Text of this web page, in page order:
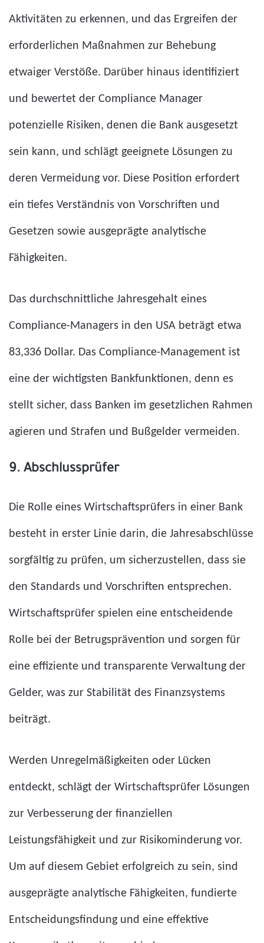
Aktivitäten zu erkennen, und das Ergreifen der
erforderlichen Maßnahmen zur Behebung
etwaiger Verstöße. Darüber hinaus identifiziert
und bewertet der Compliance Manager
potenzielle Risiken, denen die Bank ausgesetzt
sein kann, und schlägt geeignete Lösungen zu
deren Vermeidung vor. Diese Position erfordert
ein tiefes Verständnis von Vorschriften und
Gesetzen sowie ausgeprägte analytische
Fähigkeiten.
Das durchschnittliche Jahresgehalt eines
Compliance-Managers in den USA beträgt etwa
83,336 Dollar. Das Compliance-Management ist
eine der wichtigsten Bankfunktionen, denn es
stellt sicher, dass Banken im gesetzlichen Rahmen
agieren und Strafen und Bußgelder vermeiden.
9. Abschlussprüfer
Die Rolle eines Wirtschaftsprüfers in einer Bank
besteht in erster Linie darin, die Jahresabschlüsse
sorgfältig zu prüfen, um sicherzustellen, dass sie
den Standards und Vorschriften entsprechen.
Wirtschaftsprüfer spielen eine entscheidende
Rolle bei der Betrugsprävention und sorgen für
eine effiziente und transparente Verwaltung der
Gelder, was zur Stabilität des Finanzsystems
beiträgt.
Werden Unregelmäßigkeiten oder Lücken
entdeckt, schlägt der Wirtschaftsprüfer Lösungen
zur Verbesserung der finanziellen
Leistungsfähigkeit und zur Risikominderung vor.
Um auf diesem Gebiet erfolgreich zu sein, sind
ausgeprägte analytische Fähigkeiten, fundierte
Entscheidungsfindung und eine effektive